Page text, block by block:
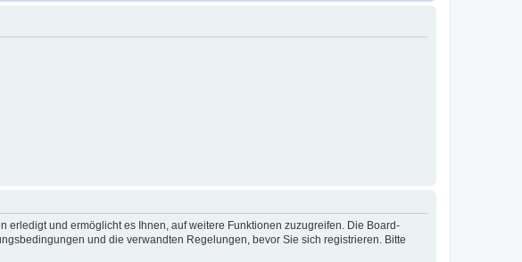
und ermöglicht es Ihnen, auf weitere Funktionen zuzugreifen. Die Board-
und die verwandten Regelungen, bevor Sie sich registrieren. Bitte